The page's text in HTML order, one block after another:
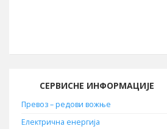
СЕРВИСНЕ ИНФОРМАЦИЈЕ
Превоз – редови вожње
Електрична енергија